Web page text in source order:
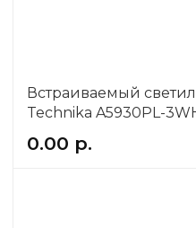
Встраиваемый
Technika A5930PL-
0.00 р.